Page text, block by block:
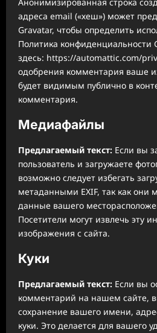
адреса email («хеш») может
Gravatar, чтобы определить
Политика конфиденциальности
здесь: https://automattic.com/
одобрения комментария ваше
будет видимым публично в
комментария.
Медиафайлы
Предлагаемый текст: Если вы
пользователь и загружаете
возможно следует избегать
метаданными EXIF, так как они
данные вашего
Посетители могут извлечь эту
изображения с сайта.
Куки
Предлагаемый текст: Если вы
комментарий на нашем сайте,
сохранение вашего имени,
куки. Это делается для вашего